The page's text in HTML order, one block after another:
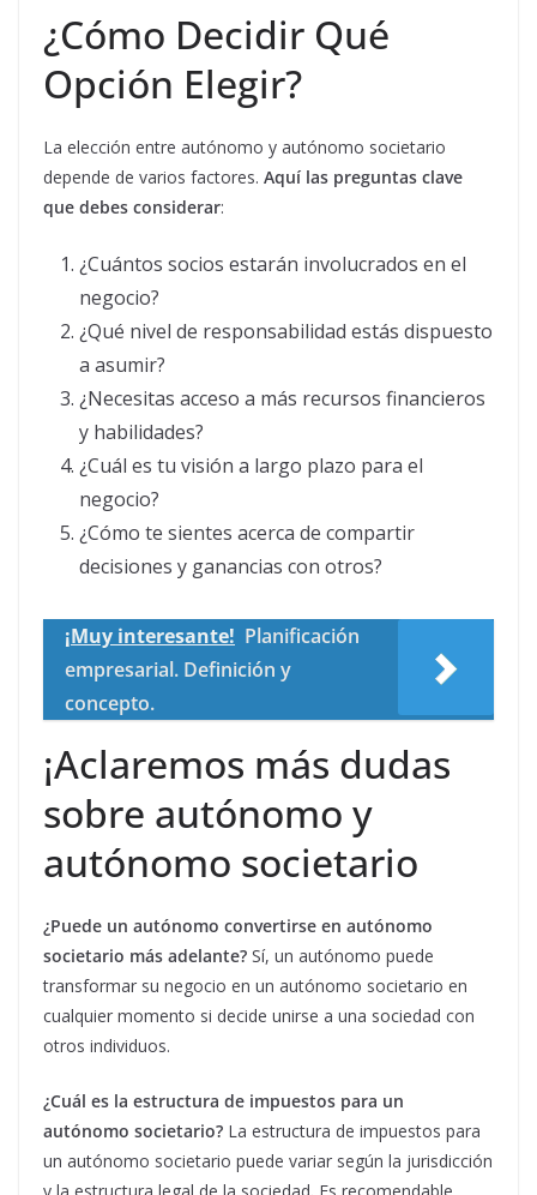
¿Cómo Decidir Qué
Opción Elegir?
La elección entre autónomo y autónomo societario
depende de varios factores. Aquí las preguntas clave
que debes considerar:
¿Cuántos socios estarán involucrados en el
negocio?
¿Qué nivel de responsabilidad estás dispuesto
a asumir?
¿Necesitas acceso a más recursos financieros
y habilidades?
¿Cuál es tu visión a largo plazo para el
negocio?
¿Cómo te sientes acerca de compartir
decisiones y ganancias con otros?
¡Muy interesante! Planificación
empresarial. Definición y
concepto.
¡Aclaremos más dudas
sobre autónomo y
autónomo societario
¿Puede un autónomo convertirse en autónomo
societario más adelante? Sí, un autónomo puede
transformar su negocio en un autónomo societario en
cualquier momento si decide unirse a una sociedad con
otros individuos.
¿Cuál es la estructura de impuestos para un
autónomo societario? La estructura de impuestos para
un autónomo societario puede variar según la jurisdicción